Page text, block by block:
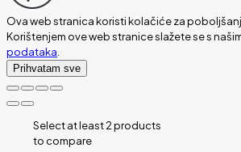
Ova web stranica koristi kolačiće za
Korištenjem ove web stranice slažete se s
podataka.
Prihvatam sve
Select at least 2 products
to compare